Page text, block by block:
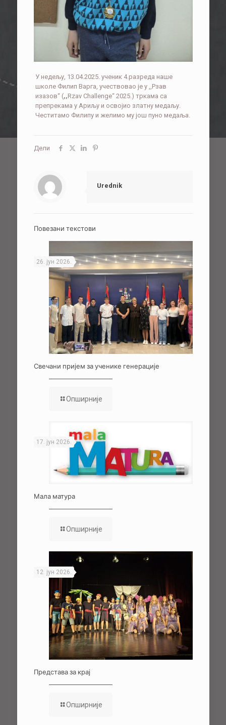
У недељу, 13.04.2025. ученик 4.разреда наше
школе Филип Варга, учествовао је у ,,Рзав
изазов“ (,,Rzav Challenge“ 2025.) тркама са
препрекама у Ариљу и освојио златну медаљу.
Честитамо Филипу и желимо му још пуно медаља.
Дели
Urednik
Повезани текстови
26. јун 2026.
Свечани пријем за ученике генерације
Опширније
17. јун 2026.
Мала матура
Опширније
12. јун 2026.
Представа за крај
Опширније